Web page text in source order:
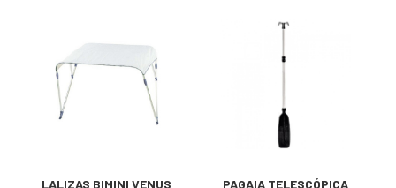
LALIZAS BIMINI VENUS PAGAIA TELESCÓPICA